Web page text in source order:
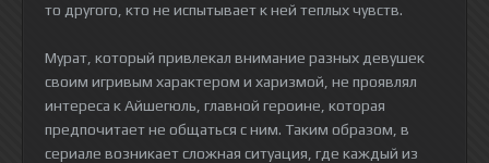
то другого, кто не испытывает к ней теплых чувств.
Мурат, который привлекал внимание разных девушек
своим игривым характером и харизмой, не проявлял
интереса к Айшегюль, главной героине, которая
предпочитает не общаться с ним. Таким образом, в
сериале возникает сложная ситуация, где каждый из